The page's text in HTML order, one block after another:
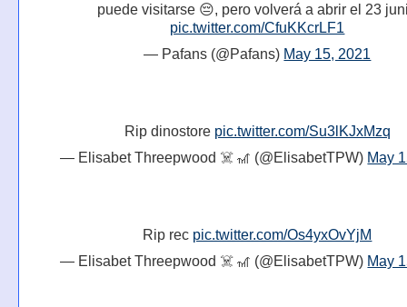
puede visitarse 😔, pero volverá a abrir el 23
pic.twitter.com/CfuKKcrLF1
— Pafans (@Pafans) May 15, 2021
Rip dinostore pic.twitter.com/Su3lKJxMzq
— Elisabet Threepwood ☠️ 🎢 (@ElisabetTPW) May
Rip rec pic.twitter.com/Os4yxOvYjM
— Elisabet Threepwood ☠️ 🎢 (@ElisabetTPW) May